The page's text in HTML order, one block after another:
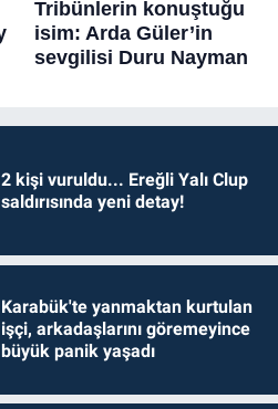
2 kişi vuruldu... Ereğli Yalı Clup
saldırısında yeni detay!
Karabük'te yanmaktan kurtulan
işçi, arkadaşlarını göremeyince
büyük panik yaşadı